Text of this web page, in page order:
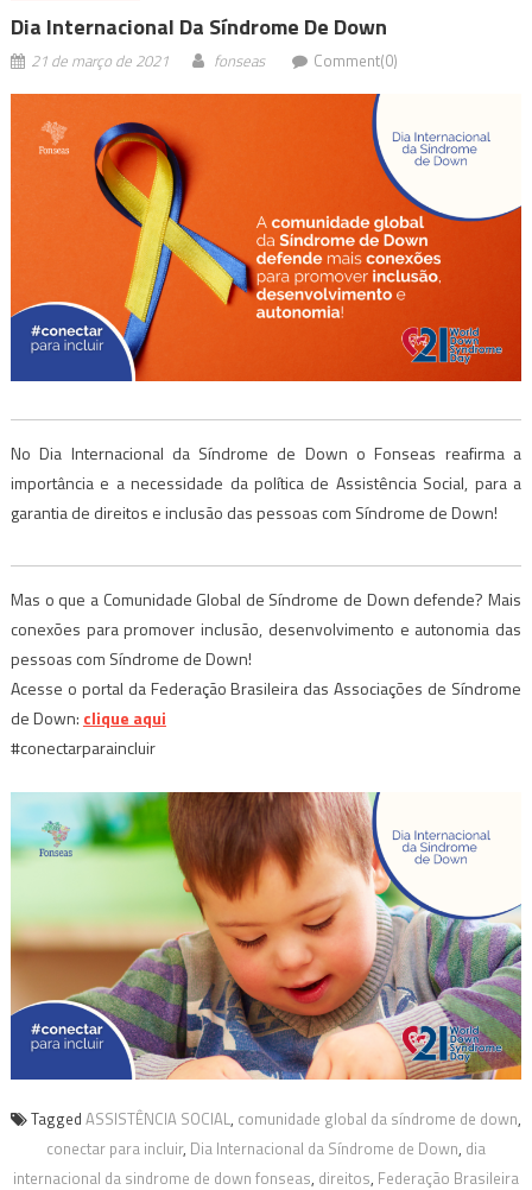
Dia Internacional Da Síndrome De Down
21 de março de 2021 fonseas Comment(0)
No Dia Internacional da Síndrome de Down o Fonseas reafirma a
importância e a necessidade da política de Assistência Social, para a
garantia de direitos e inclusão das pessoas com Síndrome de Down!
Mas o que a Comunidade Global de Síndrome de Down defende? Mais
conexões para promover inclusão, desenvolvimento e autonomia das
pessoas com Síndrome de Down!
Acesse o portal da Federação Brasileira das Associações de Síndrome
de Down: clique aqui
#conectarparaincluir
Tagged ASSISTÊNCIA SOCIAL, comunidade global da síndrome de down,
conectar para incluir, Dia Internacional da Síndrome de Down, dia
internacional da sindrome de down fonseas, direitos, Federação Brasileira